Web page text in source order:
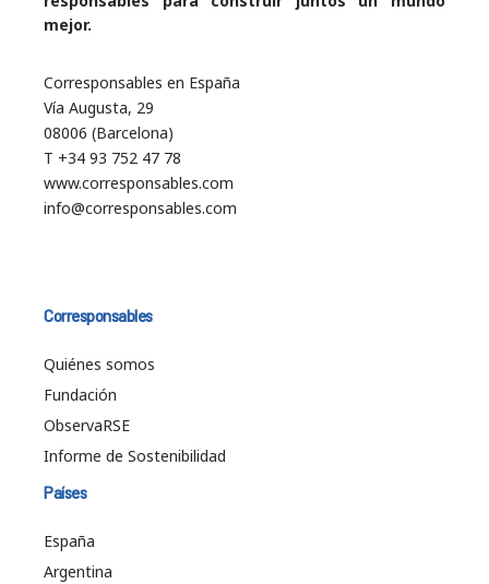
mejor.
Corresponsables en España
Vía Augusta, 29
08006 (Barcelona)
T +34 93 752 47 78
www.corresponsables.com
info@corresponsables.com
Corresponsables
Quiénes somos
Fundación
ObservaRSE
Informe de Sostenibilidad
Países
España
Argentina